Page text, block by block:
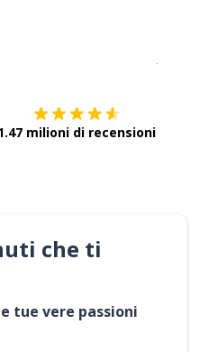
milioni di recensioni
che ti
tue vere passioni